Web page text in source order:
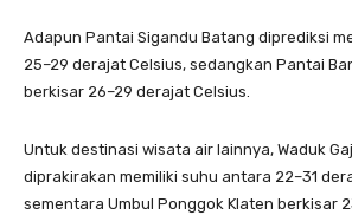
Adapun Pantai Sigandu Batang diprediksi
25–29 derajat Celsius, sedangkan Pantai
berkisar 26–29 derajat Celsius.
Untuk destinasi wisata air lainnya, Waduk
diprakirakan memiliki suhu antara 22–31
sementara Umbul Ponggok Klaten berkisar